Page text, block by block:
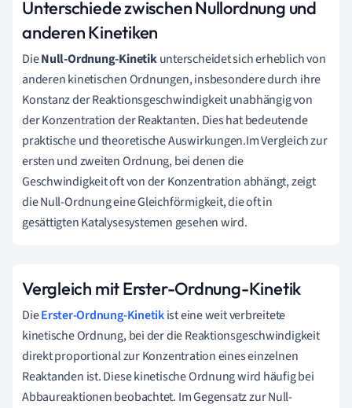
Unterschiede zwischen Nullordnung und
anderen Kinetiken
DieNull-Ordnung-Kinetikunterscheidet sich erheblich von
anderen kinetischen Ordnungen, insbesondere durch ihre
Konstanz der Reaktionsgeschwindigkeit unabhängig von
der Konzentration der Reaktanten. Dies hat bedeutende
praktische und theoretische Auswirkungen.Im Vergleich zur
ersten und zweiten Ordnung, bei denen die
Geschwindigkeit oft von der Konzentration abhängt, zeigt
die Null-Ordnung eine Gleichförmigkeit, die oft in
gesättigten Katalysesystemen gesehen wird.
Vergleich mit Erster-Ordnung-Kinetik
DieErster-Ordnung-Kinetikist eine weit verbreitete
kinetische Ordnung, bei der die Reaktionsgeschwindigkeit
direkt proportional zur Konzentration eines einzelnen
Reaktanden ist. Diese kinetische Ordnung wird häufig bei
Abbaureaktionen beobachtet. Im Gegensatz zur Null-